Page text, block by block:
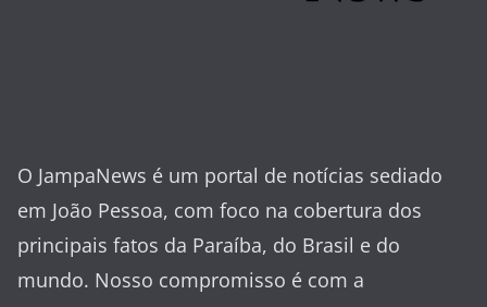
O JampaNews é um portal de notícias sediado
em João Pessoa, com foco na cobertura dos
principais fatos da Paraíba, do Brasil e do
mundo. Nosso compromisso é com a